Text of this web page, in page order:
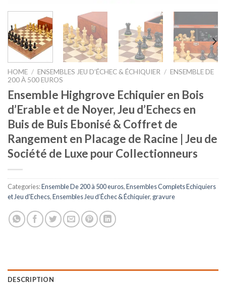
HOME / ENSEMBLES JEU D’ÉCHEC & ÉCHIQUIER / ENSEMBLE DE
200 À 500 EUROS
Ensemble Highgrove Echiquier en Bois
d’Erable et de Noyer, Jeu d’Echecs en
Buis de Buis Ebonisé & Coffret de
Rangement en Placage de Racine | Jeu de
Société de Luxe pour Collectionneurs
Categories:Ensemble De 200 à 500 euros,Ensembles Complets Echiquiers
et Jeu d'Echecs,Ensembles Jeu d’Échec & Échiquier, gravure
DESCRIPTION